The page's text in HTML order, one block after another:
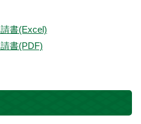
書(Excel)
書(PDF)